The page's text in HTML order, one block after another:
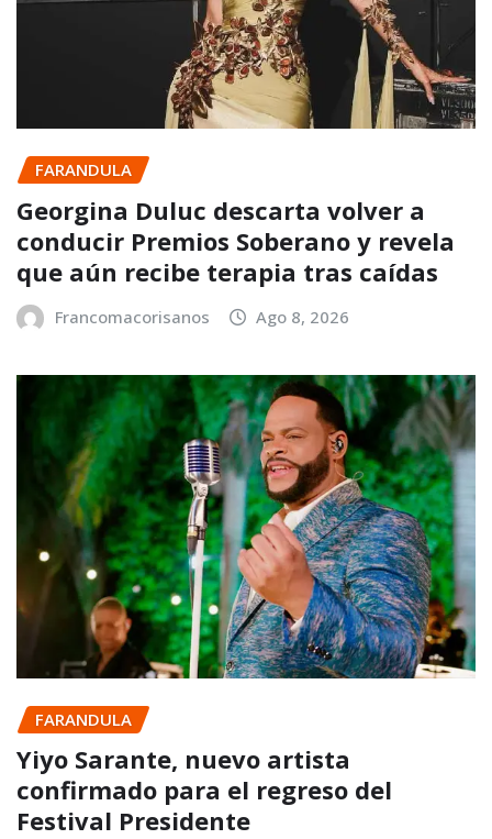
FARANDULA
Georgina Duluc descarta volver a
conducir Premios Soberano y revela
que aún recibe terapia tras caídas
Francomacorisanos Ago 8, 2026
FARANDULA
Yiyo Sarante, nuevo artista
confirmado para el regreso del
Festival Presidente